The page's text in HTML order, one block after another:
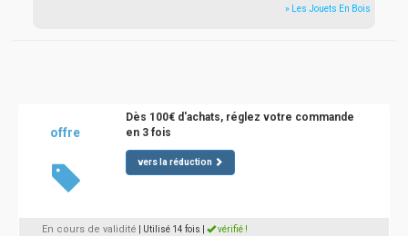
» Les Jouets En Bois
offre
Dès 100€ d'achats, réglez votre commande
en 3 fois
vers la réduction
En cours de validité | Utilisé 14 fois vérifié !